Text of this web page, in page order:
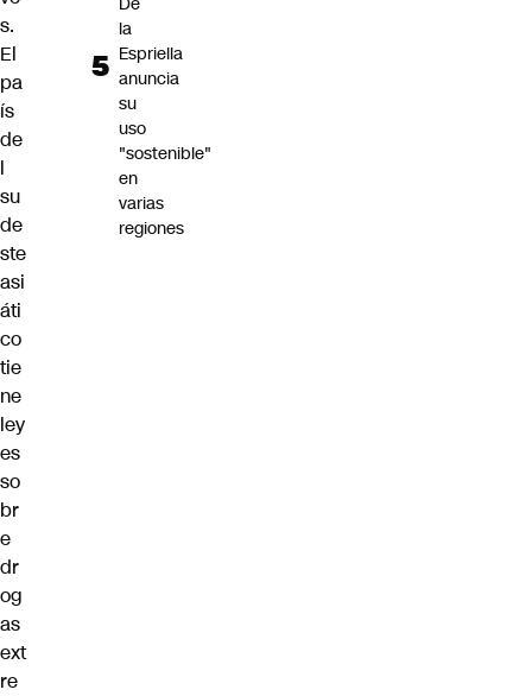
s.
El
pa
ís
de
l
su
de
ste
asi
áti
co
tie
ne
ley
es
so
br
e
dr
og
as
ext
re
la
Espriella
anuncia
su
uso
"sostenible"
en
varias
regiones